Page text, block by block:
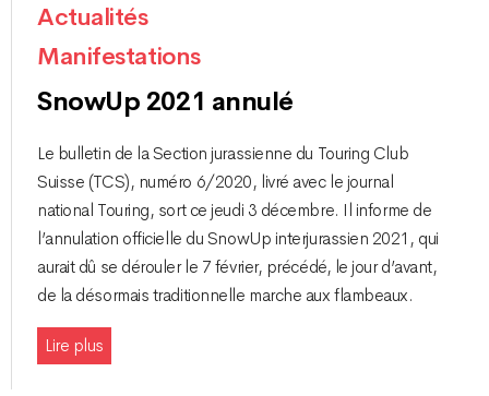
Actualités
Manifestations
SnowUp 2021 annulé
Le bulletin de la Section jurassienne du Touring Club
Suisse (TCS), numéro 6/2020, livré avec le journal
national Touring, sort ce jeudi 3 décembre. Il informe de
l’annulation officielle du SnowUp interjurassien 2021, qui
aurait dû se dérouler le 7 février, précédé, le jour d’avant,
de la désormais traditionnelle marche aux flambeaux.
Lire plus